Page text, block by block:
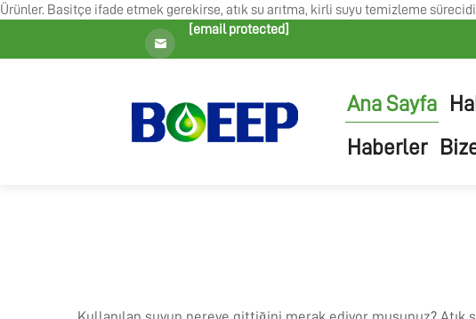
Ürünler. Basitçe ifade etmek gerekirse, atık su arıtma, kirli suyu temizleme
[email protected]
Ana Sayfa
Haberler